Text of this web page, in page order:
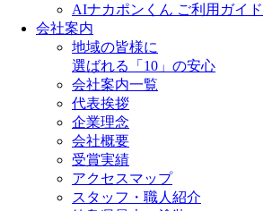
AIナカポンくん ご利用ガイド
会社案内
地域の皆様に
選ばれる「10」の安心
会社案内一覧
代表挨拶
企業理念
会社概要
受賞実績
アクセスマップ
スタッフ・職人紹介